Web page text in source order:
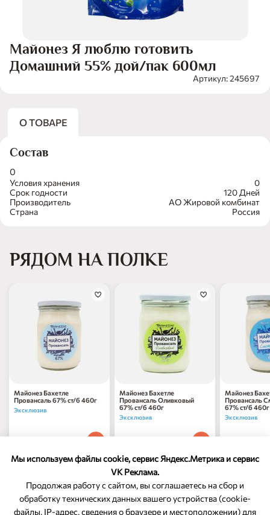
Мы используем файлы cookie, сервис Яндекс.Метрика и сервис
VK Реклама.
Продолжая работу с сайтом, вы соглашаетесь на сбор и
обработку технических данных вашего устройства (cookie-
файлы, IP-адрес, сведения о браузере и местоположении) для
Майонез Я люблю готовить
Домашний 55% дой/пак 600мл
Артикул: 245697
О ТОВАРЕ
Условия хранения
0
Срок годности
120 Дней
Производитель
АО Жировой комбинат
Страна
Россия
Состав
0
РЯДОМ НА ПОЛКЕ
Майонез Бахетле
Провансаль 67% ст/б 460г
Эксклюзив
Майонез Бахетле
Провансаль Оливковый
67% ст/б 460г
Эксклюзив
Майонез
Провансаль
67% ст/б 460г
Эксклюзив